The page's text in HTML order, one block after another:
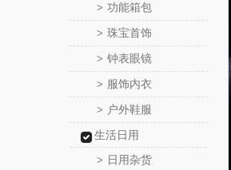
> 功能箱包
> 珠宝首饰
> 钟表眼镜
> 服饰内衣
> 户外鞋服
生活日用
> 日用杂货